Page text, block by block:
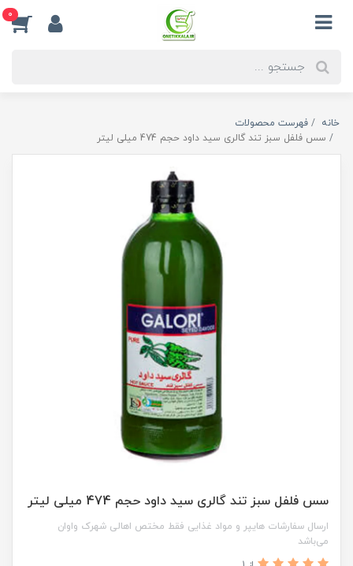
0
خانه
فهرست محصولات
سس فلفل سبز تند گالری سید داود حجم 474 میلی لیتر
سس فلفل سبز تند گالری سید داود حجم 474 میلی لیتر
ارسال سفارشات هایپر و مواد غذایی فقط مختص اهالی شهرک واوان
می‌باشد